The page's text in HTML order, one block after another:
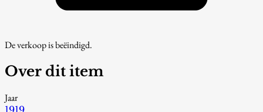
De verkoop is beëindigd.
Over dit item
Jaar
1919